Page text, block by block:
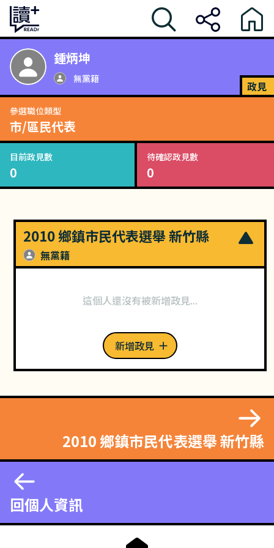
鍾炳坤
無黨籍
政見
參選職位類型
市/區民代表
目前政見數
0
待確認政見數
0
2010 鄉鎮市民代表選舉 新竹縣
無黨籍
這個人還沒有被新增政見...
新增政見
回個人資訊
2010 鄉鎮市民代表選舉 新竹縣